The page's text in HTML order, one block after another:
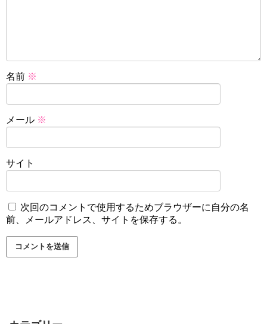
名前 ※
メール ※
サイト
次回のコメントで使用するためブラウザーに自分の名
前、メールアドレス、サイトを保存する。